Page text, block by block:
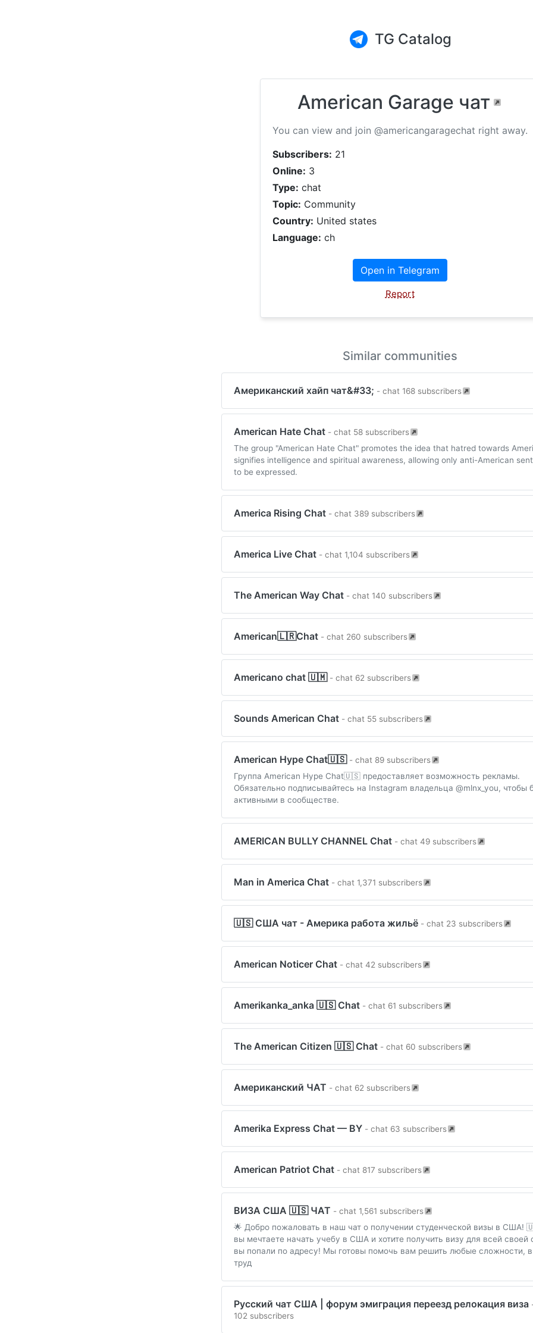
TG Catalog
American Garage чат
You can view and join @americangaragechat right away.
Subscribers: 21
Online: 3
Type: chat
Topic: Community
Country: United states
Language: ch
Open in Telegram
Report
Similar communities
Американский хайп чат&#33; - chat 168 subscribers
American Hate Chat - chat 58 subscribers
The group "American Hate Chat" promotes the idea that hatred towards
signifies intelligence and spiritual awareness, allowing only anti-American
to be expressed.
America Rising Chat - chat 389 subscribers
America Live Chat - chat 1,104 subscribers
The American Way Chat - chat 140 subscribers
American🇱🇷Chat - chat 260 subscribers
Americano chat 🇺🇲 - chat 62 subscribers
Sounds American Chat - chat 55 subscribers
American Hype Chat🇺🇸 - chat 89 subscribers
Группа American Hype Chat🇺🇸 предоставляет возможность рекламы.
Обязательно подписывайтесь на Instagram владельца @mlnx_you, чтобы
активными в сообществе.
AMERICAN BULLY CHANNEL Chat - chat 49 subscribers
Man in America Chat - chat 1,371 subscribers
🇺🇸 США чат - Америка работа жильё - chat 23 subscribers
American Noticer Chat - chat 42 subscribers
Amerikanka_anka 🇺🇸 Chat - chat 61 subscribers
The American Citizen 🇺🇸 Chat - chat 60 subscribers
Американский ЧАТ - chat 62 subscribers
Amerika Express Chat — BY - chat 63 subscribers
American Patriot Chat - chat 817 subscribers
ВИЗА США 🇺🇸 ЧАТ - chat 1,561 subscribers
🌟 Добро пожаловать в наш чат о получении студенческой визы в США!
вы мечтаете начать учебу в США и хотите получить визу для всей своей
вы попали по адресу! Мы готовы помочь вам решить любые сложности,
труд
Русский чат CША | форум эмиграция переезд релокация виза
102 subscribers